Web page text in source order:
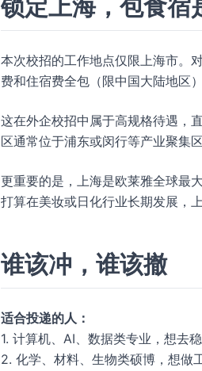
锁定上海，包食宿
本次校招的工作地点仅限上海市。
费和住宿费全包（限中国大陆地区）
这在外企校招中属于高规格待遇，
区通常位于浦东或闵行等产业聚集
更重要的是，上海是欧莱雅全球最
打算在美妆或日化行业长期发展，
谁该冲，谁该撤
适合投递的人：
1. 计算机、AI、数据类专业，想去
2. 化学、材料、生物类硕博，想做